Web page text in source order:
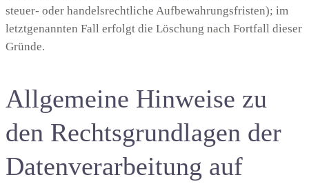
steuer- oder handelsrechtliche Aufbewahrungsfristen); im
letztgenannten Fall erfolgt die Löschung nach Fortfall dieser
Gründe.
Allgemeine Hinweise zu
den Rechtsgrundlagen der
Datenverarbeitung auf